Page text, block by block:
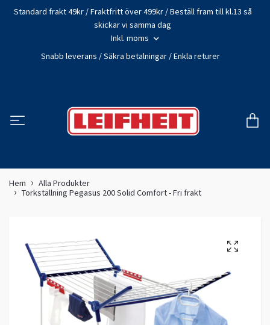
Standard frakt 49kr / Fraktfritt över 499kr / Beställ fram till kl.13 så
skickar vi samma dag
Inkl. moms
Snabb leverans / Säkra betalningar / Enkla returer
Hem
Alla Produkter
Torkställning Pegasus 200 Solid Comfort - Fri frakt